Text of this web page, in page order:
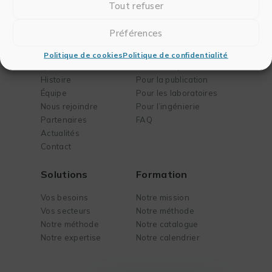
Tout refuser
Préférences
Politique de cookiesPolitique de confidentialité
Histoire
Équipe
Nous rejoindre
Partenaires
Actualités
Contact
Pour la publication
Pour les laboratoires
Pour l’ingénierie
FAQ
Solutions
Vos besoins
Vos secteurs
Notre méthode
Notre expertise
Formation
Notre mission
Notre méthode
Notre catalogue
Notre calendrier